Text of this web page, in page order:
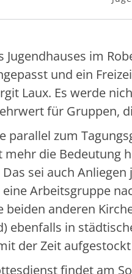
Jugendhauses im
und ein
Laux. Es werde
für Gruppen,
parallel zum
mehr die Bedeutung
sei auch
eine Arbeitsgruppe
beiden anderen
ebenfalls in
der Zeit
findet am